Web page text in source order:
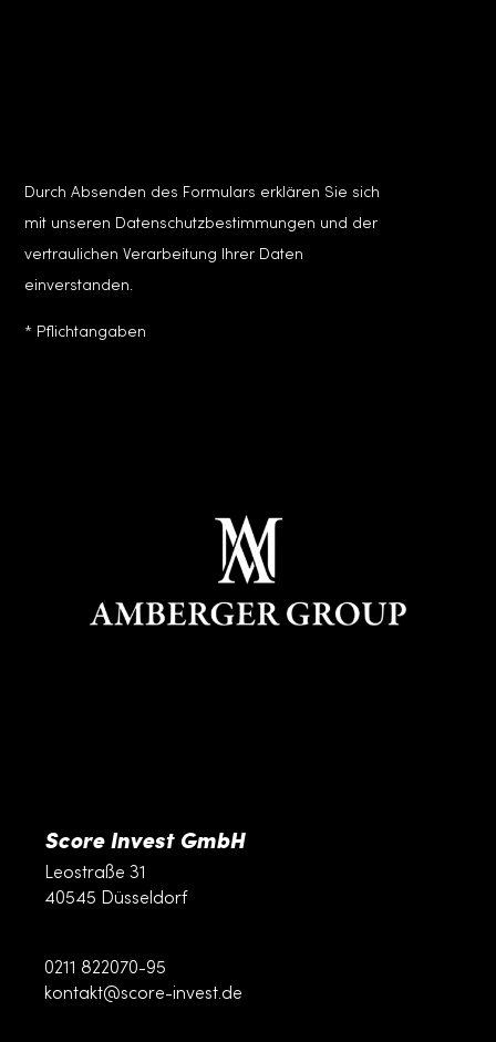
Durch Absenden des Formulars erklären Sie sich
mit unseren Datenschutzbestimmungen und der
vertraulichen Verarbeitung Ihrer Daten
einverstanden.
* Pflichtangaben
Score Invest GmbH
Leostraße 31
40545 Düsseldorf
0211 822070-95
kontakt@score-invest.de